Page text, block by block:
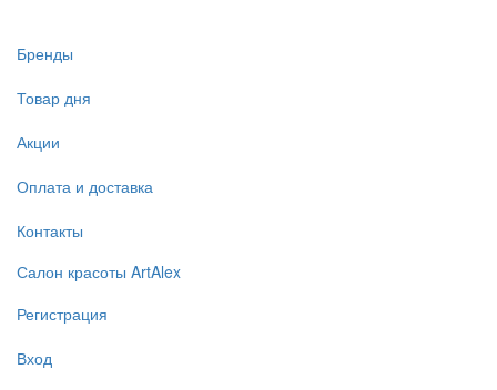
Бренды
Товар дня
Акции
Оплата и доставка
Контакты
Салон красоты ArtAlex
Регистрация
Вход